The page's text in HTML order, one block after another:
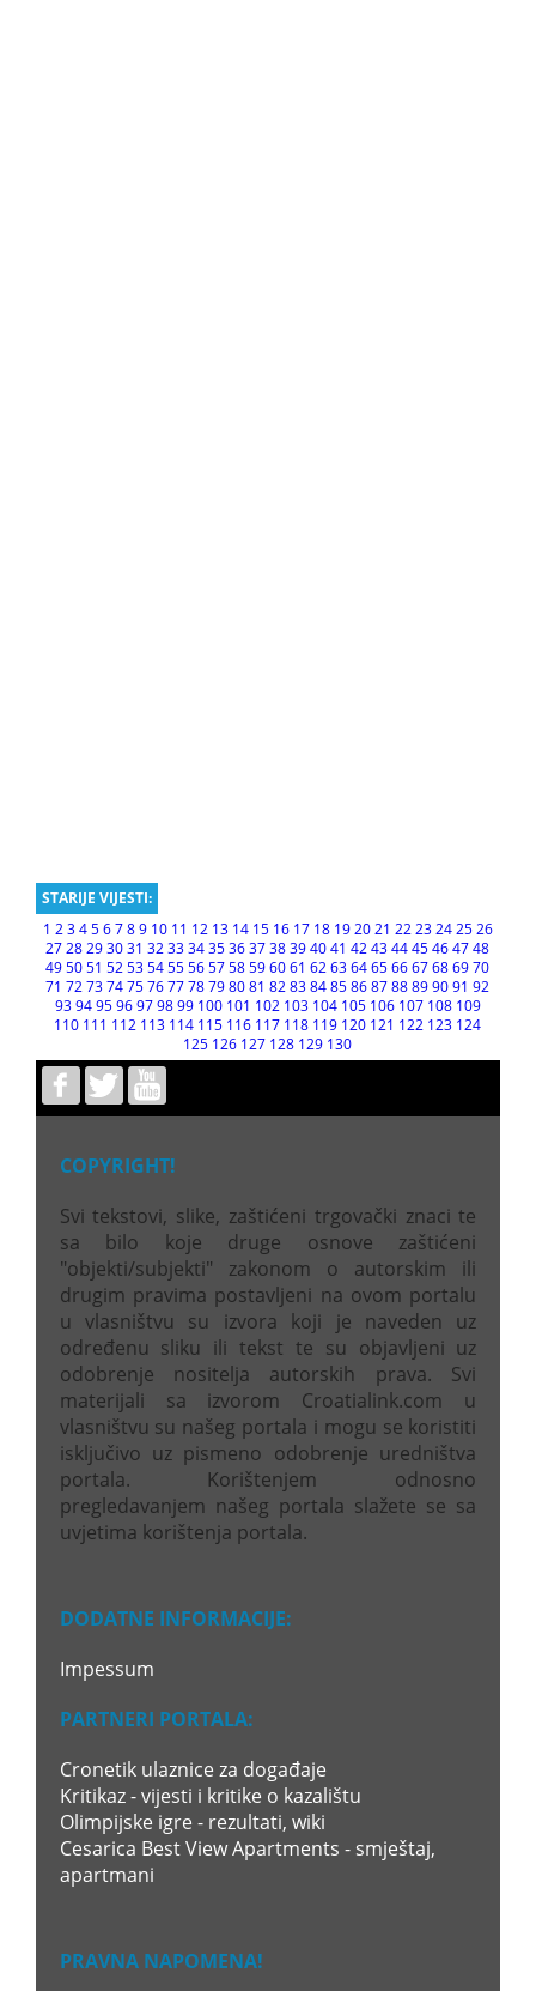
STARIJE VIJESTI:
1 23456789 10 11 12 13 14 15 16 17 18 192021 2223242526
27 28 29 30 31 32 33 34 35 36 37 38 39 40 41 42 43 44 45 46 47 48
49 50 51 52 53 54 55 56 57 58 59 60 61 62 63 64 65 66 67 68 69 70
71 72 73 74 75 76 77 78 79 80 81 82 83 84 85 86 87 88 89 90 91 92
93949596979899 100 101 102 103 104 105 106 107 108 109
110 111 112 113 114 115 116 117 118 119 120 121 122 123 124
125 126 127 128 129 130
COPYRIGHT!
Svi tekstovi, slike, zaštićeni trgovački znaci te
sa bilo koje druge osnove zaštićeni
"objekti/subjekti" zakonom o autorskim ili
drugim pravima postavljeni na ovom portalu
u vlasništvu su izvora koji je naveden uz
određenu sliku ili tekst te su objavljeni uz
odobrenje nositelja autorskih prava. Svi
materijali sa izvorom Croatialink.com u
vlasništvu su našeg portala i mogu se koristiti
isključivo uz pismeno odobrenje uredništva
portala. Korištenjem odnosno
pregledavanjem našeg portala slažete se sa
uvjetima korištenja portala.
DODATNE INFORMACIJE:
Impessum
PARTNERI PORTALA:
Cronetik ulaznice za događaje
Kritikaz - vijesti i kritike o kazalištu
Olimpijske igre - rezultati, wiki
Cesarica Best View Apartments - smještaj,
apartmani
PRAVNA NAPOMENA!